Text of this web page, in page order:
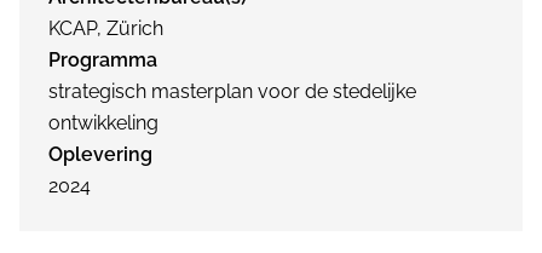
KCAP, Zürich
Programma
strategisch masterplan voor de stedelijke
ontwikkeling
Oplevering
2024